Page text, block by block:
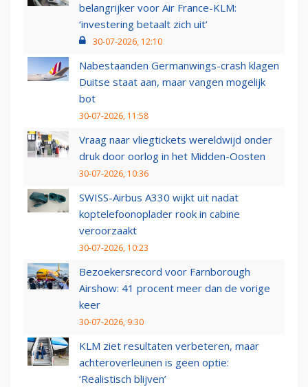
belangrijker voor Air France-KLM:
‘investering betaalt zich uit’
30-07-2026, 12:10
Nabestaanden Germanwings-crash klagen
Duitse staat aan, maar vangen mogelijk
bot
30-07-2026, 11:58
Vraag naar vliegtickets wereldwijd onder
druk door oorlog in het Midden-Oosten
30-07-2026, 10:36
SWISS-Airbus A330 wijkt uit nadat
koptelefoonoplader rook in cabine
veroorzaakt
30-07-2026, 10:23
Bezoekersrecord voor Farnborough
Airshow: 41 procent meer dan de vorige
keer
30-07-2026, 9:30
KLM ziet resultaten verbeteren, maar
achteroverleunen is geen optie:
‘Realistisch blijven’